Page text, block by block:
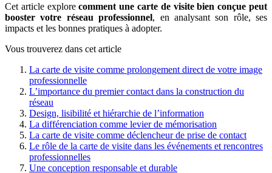
Cet article explorecomment une carte de visite bien conçue peut
booster votre réseau professionnel, en analysant son rôle, ses
impacts et les bonnes pratiques à adopter.
Vous trouverez dans cet article
La carte de visite comme prolongement direct de votre image
professionnelle
L’importance du premier contact dans la construction du
réseau
Design, lisibilité et hiérarchie de l’information
La différenciation comme levier de mémorisation
La carte de visite comme déclencheur de prise de contact
Le rôle de la carte de visite dans les événements et rencontres
professionnelles
Une conception responsable et durable